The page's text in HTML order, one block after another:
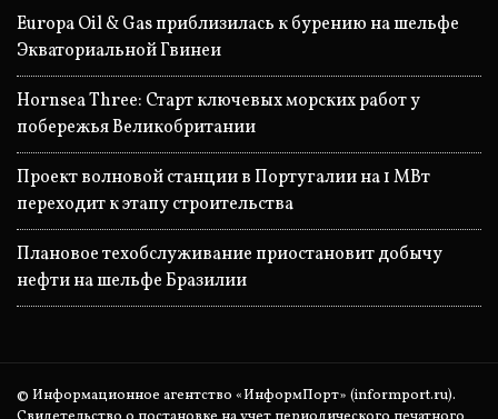
Europa Oil & Gas приблизилась к бурению на шельфе
Экваториальной Гвинеи
Hornsea Three: Старт ключевых морских работ у
побережья Великобритании
Проект волновой станции в Португалии на 1 МВт
переходит к этапу строительства
Плановое техобслуживание приостановит добычу
нефти на шельфе Бразилии
© Информационное агентство «ИнформПорт» (informport.ru).